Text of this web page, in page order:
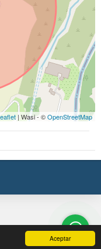
Aceptar
| Wasi - ©OpenStreetMap